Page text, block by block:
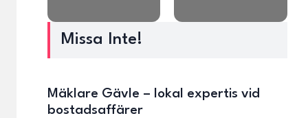
Missa Inte!
Mäklare Gävle – lokal expertis vid
bostadsaffärer